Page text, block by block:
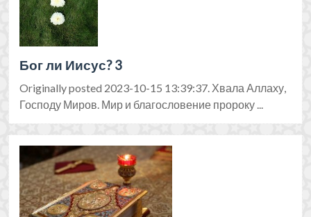
Бог ли Иисус? 3
Originally posted 2023-10-15 13:39:37. Хвала Аллаху,
Господу Миров. Мир и благословение пророку ...